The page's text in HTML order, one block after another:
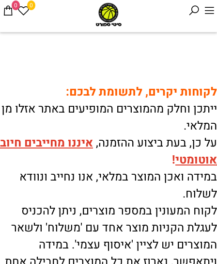
0 0
לקוחות יקרים, לתשומת לבכם:
ייתכן וחלק מהמוצרים המופיעים באתר אזלו מן
המלאי.
על כן, בעת ביצוע ההזמנה, איננו מחייבים חיוב
אוטומטי!
במידה ואכן המוצר במלאי, אנו נחייב ונוודא
לשלוח.
לקוח המעונין במספר מוצרים, ניתן להכניס
לעגלת הקניות מוצר אחד עם 'משלוח' ולשאר
המוצרים יש לציין 'איסוף עצמי'. במידה